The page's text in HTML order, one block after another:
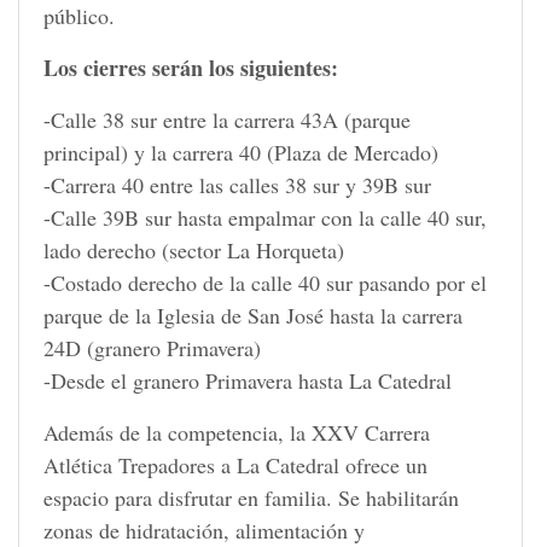
público.
Los cierres serán los siguientes:
-Calle 38 sur entre la carrera 43A (parque
principal) y la carrera 40 (Plaza de Mercado)
-Carrera 40 entre las calles 38 sur y 39B sur
-Calle 39B sur hasta empalmar con la calle 40 sur,
lado derecho (sector La Horqueta)
-Costado derecho de la calle 40 sur pasando por el
parque de la Iglesia de San José hasta la carrera
24D (granero Primavera)
-Desde el granero Primavera hasta La Catedral
Además de la competencia, la XXV Carrera
Atlética Trepadores a La Catedral ofrece un
espacio para disfrutar en familia. Se habilitarán
zonas de hidratación, alimentación y